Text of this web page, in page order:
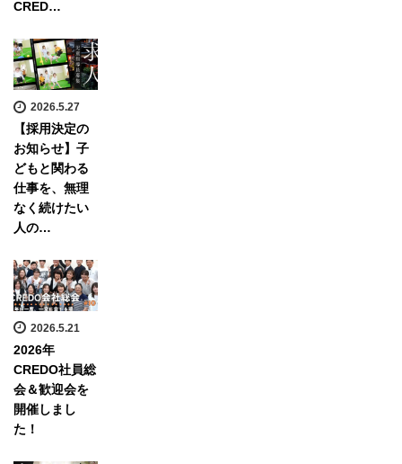
CRED…
2026.5.27
【採用決定の
お知らせ】子
どもと関わる
仕事を、無理
なく続けたい
人の…
2026.5.21
2026年
CREDO社員総
会＆歓迎会を
開催しまし
た！